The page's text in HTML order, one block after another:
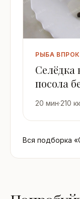
РЫБА ВПРОК
Селёдка
посола
20 мин·210
Вся подборка